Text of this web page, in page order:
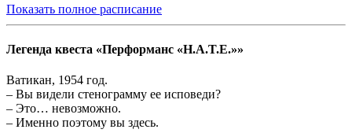
Показать полное расписание
Легенда квеста «Перформанс «H.А.T.E.»»
Ватикан, 1954 год.
– Вы видели стенограмму ее исповеди?
– Это… невозможно.
– Именно поэтому вы здесь.